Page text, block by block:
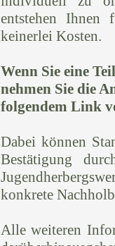
entstehen Ihnen
keinerlei Kosten.
Wenn Sie eine
nehmen Sie die
folgendem Link
Dabei können
Bestätigung
konkrete
Alle weiteren